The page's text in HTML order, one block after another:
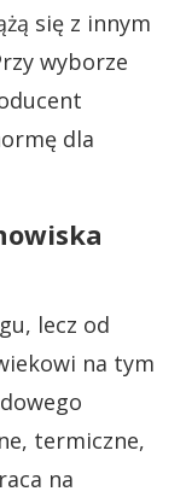
się z innym
wyborze
dla
lecz od
na tym
termiczne,
na